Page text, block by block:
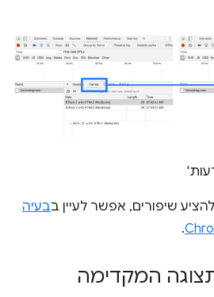
שיפורים, אפשר לעיין בבעיה
.
המקדימה